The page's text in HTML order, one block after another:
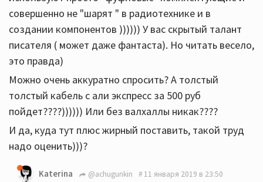
совершенно не "шарят " в радиотехнике и в
создании компонентов )))))) У вас скрытый талант
писателя ( может даже фантаста). Но читать весело,
это правда)
Можно очень аккуратно спросить? А толстый
толстый кабель с али экспресс за 500 руб
пойдет????)))))) Или без валхаллы никак????
И да, куда тут плюс жирный поставить, такой труд
надо оценить)))?
Katerina @achugunkin 11 января 2019 в 23:50